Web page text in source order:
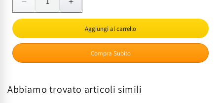
Diminuisci
quantità
Plafoniera
LED
4000K
Aumenta
quantità
Plafoniera
LED
Rotonda
4000K
Aggiungi al carrello
Compra Subito
Abbiamo trovato articoli simili